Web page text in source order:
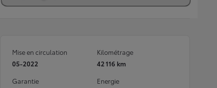
Mise en circulation
05-2022
Kilométrage
42 116 km
Garantie
Energie